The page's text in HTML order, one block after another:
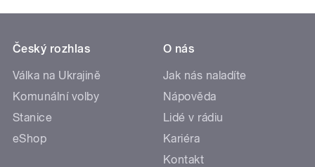
Český rozhlas
Válka na Ukrajině
Komunální volby
Stanice
eShop
O nás
Jak nás naladíte
Nápověda
Lidé v rádiu
Kariéra
Kontakt